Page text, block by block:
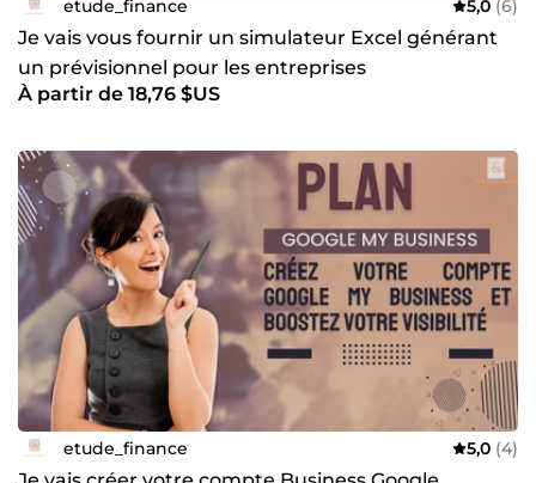
etude_finance 5,0 (6)
Je vais vous fournir un simulateur Excel générant
un prévisionnel pour les entreprises
À partir de 18,76 $US
etude_finance 5,0 (4)